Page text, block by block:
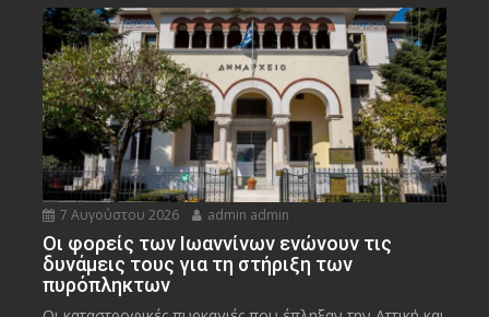
7 Αυγούστου 2026 admin admin
Οι φορείς των Ιωαννίνων ενώνουν τις
δυνάμεις τους για τη στήριξη των
πυρόπληκτων